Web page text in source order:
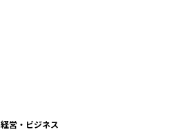
経営・ビジネス